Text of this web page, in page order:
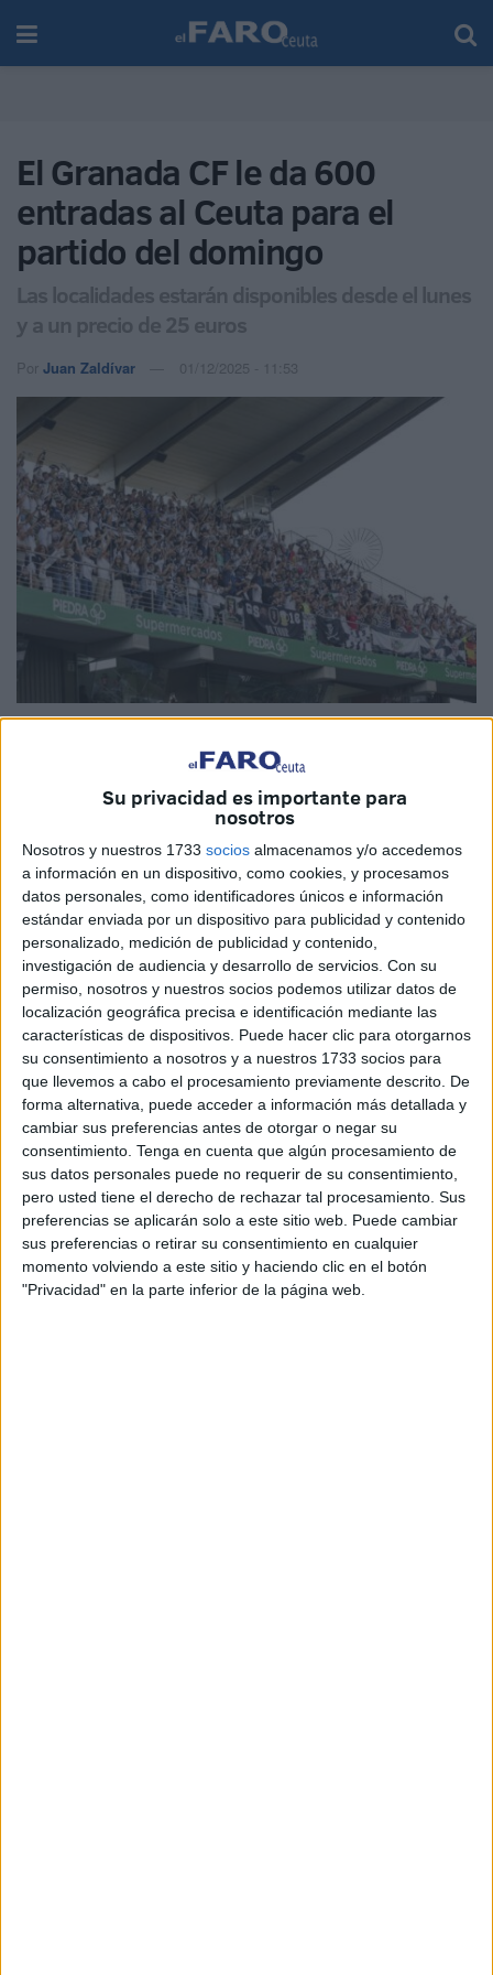
Su privacidad es importante para
nosotros
Nosotros y nuestros 1733 socios almacenamos y/o accedemos
a información en un dispositivo, como cookies, y procesamos
datos personales, como identificadores únicos e información
estándar enviada por un dispositivo para publicidad y contenido
personalizado, medición de publicidad y contenido,
investigación de audiencia y desarrollo de servicios. Con su
permiso, nosotros y nuestros socios podemos utilizar datos de
localización geográfica precisa e identificación mediante las
características de dispositivos. Puede hacer clic para otorgarnos
su consentimiento a nosotros y a nuestros 1733 socios para
que llevemos a cabo el procesamiento previamente descrito. De
forma alternativa, puede acceder a información más detallada y
cambiar sus preferencias antes de otorgar o negar su
consentimiento. Tenga en cuenta que algún procesamiento de
sus datos personales puede no requerir de su consentimiento,
pero usted tiene el derecho de rechazar tal procesamiento. Sus
preferencias se aplicarán solo a este sitio web. Puede cambiar
sus preferencias o retirar su consentimiento en cualquier
momento volviendo a este sitio y haciendo clic en el botón
"Privacidad" en la parte inferior de la página web.
El Granada CF le da 600
entradas al Ceuta para el
partido del domingo
Las localidades estarán disponibles desde el lunes
y a un precio de 25 euros
Por Juan Zaldívar 01/12/2025 - 11:53
La AD Ceuta FC jugará contra el Granada CF
este
domingo 7 de diciembre a las 21:00 horas . El club local
ha habilitado 600 butacas visitantes, a un precio de 25€. El
choque correspondiente a la jornada 17 de La Liga
Hypermotion.
Desde este lunes 1 de diciembre a las 17:00 de la tarde,
se podránsolicitar las entradas de manera onlineen el
apartado ‘experiencias’ de la web de
https://adceutafc.compralaentrada.com/ .
Exclusivo para abonados y
simpatizantes
La venta de entradas será exclusivamentepara
aficionados abonados y simpatizantes. Cada abonado
o simpatizante tiene derecho a comprar hasta un máximo